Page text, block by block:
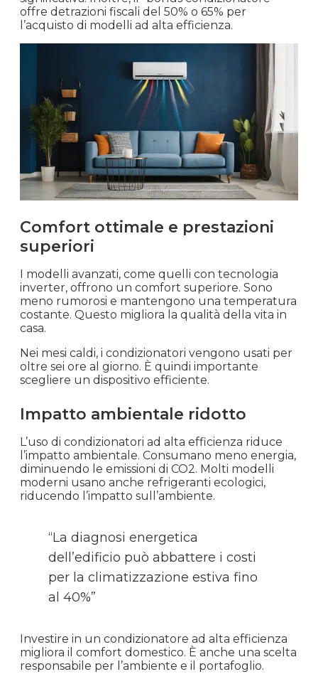
offre detrazioni fiscali del 50% o 65% per
l’acquisto di modelli ad alta efficienza.
Comfort ottimale e prestazioni
superiori
I modelli avanzati, come quelli con tecnologia
inverter, offrono un comfort superiore. Sono
meno rumorosi e mantengono una temperatura
costante. Questo migliora la qualità della vita in
casa.
Nei mesi caldi, i condizionatori vengono usati per
oltre sei ore al giorno. È quindi importante
scegliere un dispositivo efficiente.
Impatto ambientale ridotto
L’uso di condizionatori ad alta efficienza riduce
l’impatto ambientale. Consumano meno energia,
diminuendo le emissioni di CO2. Molti modelli
moderni usano anche refrigeranti ecologici,
riducendo l’impatto sull’ambiente.
“La diagnosi energetica
dell’edificio può abbattere i costi
per la climatizzazione estiva fino
al 40%”
Investire in un condizionatore ad alta efficienza
migliora il comfort domestico. È anche una scelta
responsabile per l’ambiente e il portafoglio.